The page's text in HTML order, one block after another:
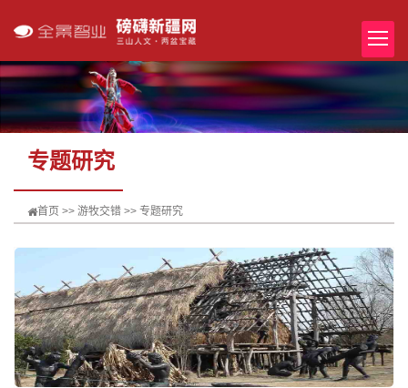
专题研究
首页 >> 游牧交错 >> 专题研究